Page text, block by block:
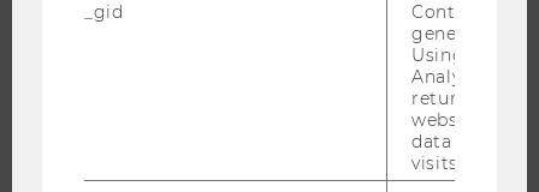
_gid
Contains a
generated
Using this
Analytics can
returning
website and
data from
visits.